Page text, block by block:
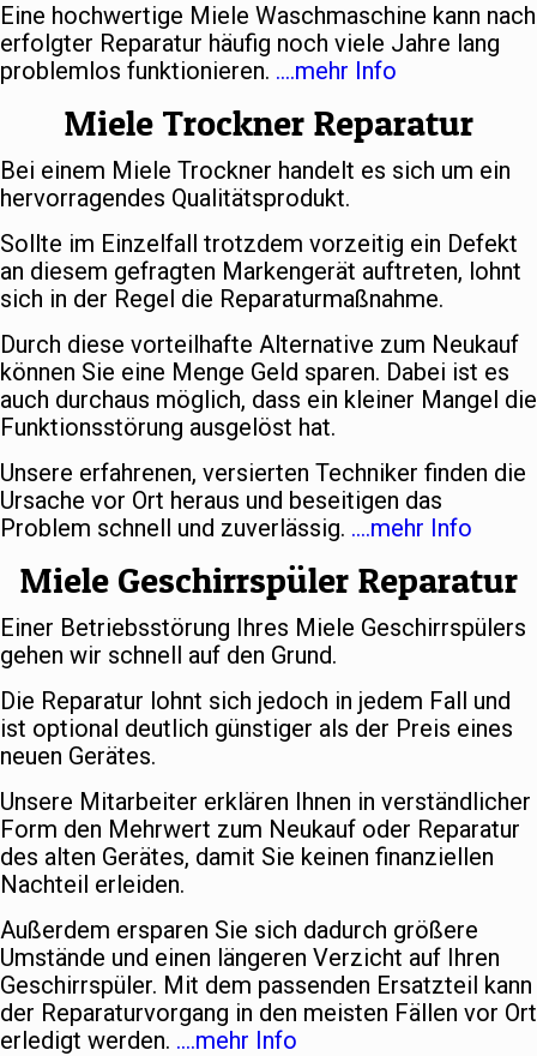
Eine hochwertige Miele Waschmaschine kann nach
erfolgter Reparatur häufig noch viele Jahre lang
problemlos funktionieren. ….mehr Info
Miele Trockner Reparatur
Bei einem Miele Trockner handelt es sich um ein
hervorragendes Qualitätsprodukt.
Sollte im Einzelfall trotzdem vorzeitig ein Defekt
an diesem gefragten Markengerät auftreten, lohnt
sich in der Regel die Reparaturmaßnahme.
Durch diese vorteilhafte Alternative zum Neukauf
können Sie eine Menge Geld sparen. Dabei ist es
auch durchaus möglich, dass ein kleiner Mangel die
Funktionsstörung ausgelöst hat.
Unsere erfahrenen, versierten Techniker finden die
Ursache vor Ort heraus und beseitigen das
Problem schnell und zuverlässig. ….mehr Info
Miele Geschirrspüler Reparatur
Einer Betriebsstörung Ihres Miele Geschirrspülers
gehen wir schnell auf den Grund.
Die Reparatur lohnt sich jedoch in jedem Fall und
ist optional deutlich günstiger als der Preis eines
neuen Gerätes.
Unsere Mitarbeiter erklären Ihnen in verständlicher
Form den Mehrwert zum Neukauf oder Reparatur
des alten Gerätes, damit Sie keinen finanziellen
Nachteil erleiden.
Außerdem ersparen Sie sich dadurch größere
Umstände und einen längeren Verzicht auf Ihren
Geschirrspüler. Mit dem passenden Ersatzteil kann
der Reparaturvorgang in den meisten Fällen vor Ort
erledigt werden. ….mehr Info